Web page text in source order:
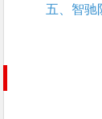
五、智驰